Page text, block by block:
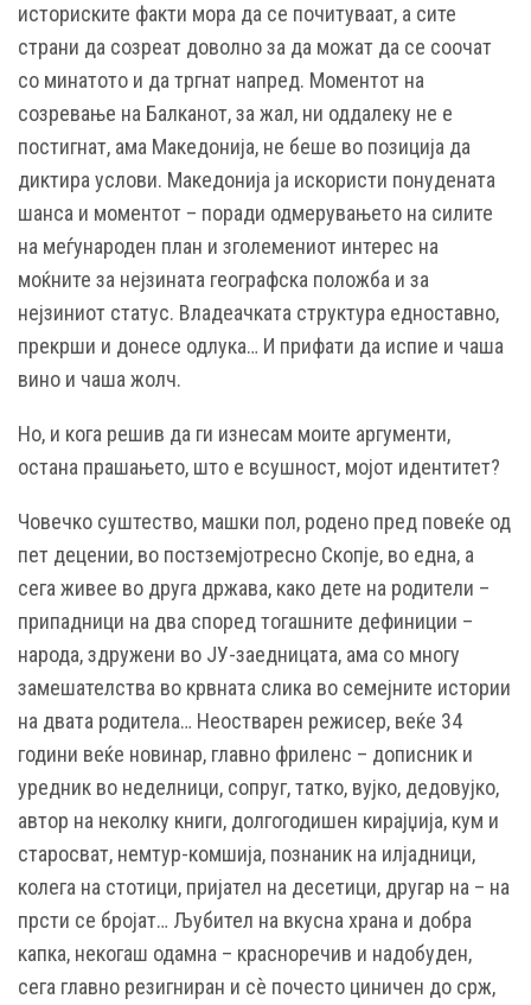
историските факти мора да се почитуваат, а сите
страни да созреат доволно за да можат да се соочат
со минатото и да тргнат напред. Моментот на
созревање на Балканот, за жал, ни оддалеку не е
постигнат, ама Македонија, не беше во позиција да
диктира услови. Македонија ја искористи понудената
шанса и моментот – поради одмерувањето на силите
на меѓународен план и зголемениот интерес на
моќните за нејзината географска положба и за
нејзиниот статус. Владеачката структура едноставно,
прекрши и донесе одлука… И прифати да испие и чаша
вино и чаша жолч.
Но, и кога решив да ги изнесам моите аргументи,
остана прашањето, што е всушност, мојот идентитет?
Човечко суштество, машки пол, родено пред повеќе од
пет децении, во постземјотресно Скопје, во една, а
сега живее во друга држава, како дете на родители –
припадници на два според тогашните дефиниции –
народа, здружени во ЈУ-заедницата, ама со многу
замешателства во крвната слика во семејните истории
на двата родитела… Неостварен режисер, веќе 34
години веќе новинар, главно фриленс – дописник и
уредник во неделници, сопруг, татко, вујко, дедовујко,
автор на неколку книги, долгогодишен кирајџија, кум и
старосват, немтур-комшија, познаник на илјадници,
колега на стотици, пријател на десетици, другар на – на
прсти се бројат… Љубител на вкусна храна и добра
капка, некогаш одамна – красноречив и надобуден,
сега главно резигниран и сѐ почесто циничен до срж,